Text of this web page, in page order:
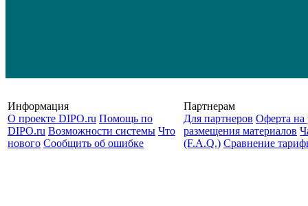
Информация
О проекте DIPO.ru Помощь по
DIPO.ru Возможности системы Что
нового Сообщить об ошибке
Партнерам
Для партнеров Оферта на
размещения материалов
(F.A.Q.) Cравнение